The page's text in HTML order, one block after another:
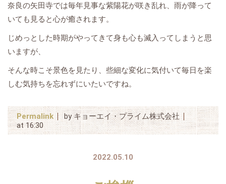
奈良の矢田寺では毎年見事な紫陽花が咲き乱れ、雨が降って
いても見ると心が癒されます。
じめっとした時期がやってきて身も心も滅入ってしまうと思
いますが、
そんな時こそ景色を見たり、些細な変化に気付いて毎日を楽
しむ気持ちを忘れずにいたいですね。
Permalink
by キョーエイ・プライム株式会社
at 16:30
2022.05.10